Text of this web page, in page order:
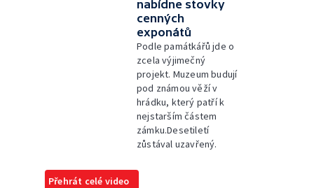
nabídne stovky
cenných
exponátů
Podle památkářů jde o
zcela výjimečný
projekt. Muzeum budují
pod známou věží v
hrádku, který patří k
nejstarším částem
zámku.Desetiletí
zůstával uzavřený.
Přehrát celé video